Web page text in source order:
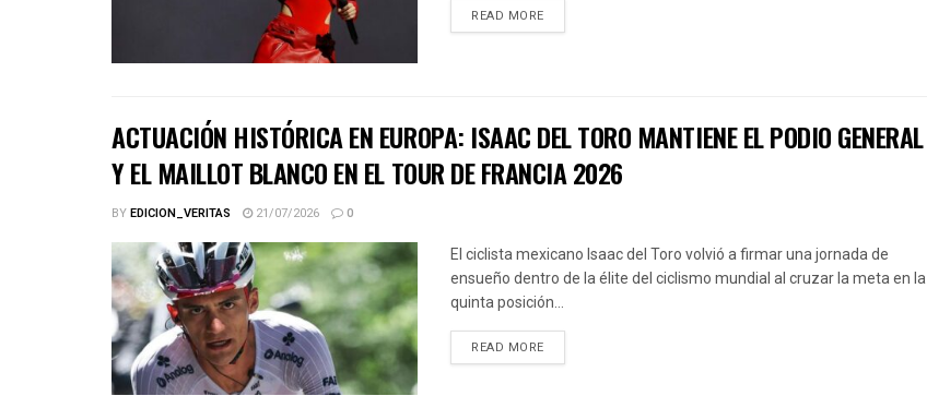
READ MORE
ACTUACIÓN HISTÓRICA EN EUROPA: ISAAC DEL TORO MANTIENE EL PODIO GENERAL
Y EL MAILLOT BLANCO EN EL TOUR DE FRANCIA 2026
BYEDICION_VERITAS 21/07/2026 0
El ciclista mexicano Isaac del Toro volvió a firmar una jornada de
ensueño dentro de la élite del ciclismo mundial al cruzar la meta en la
quinta posición...
READ MORE